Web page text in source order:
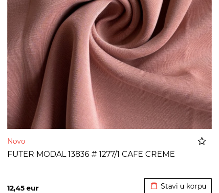
Novo
FUTER MODAL 13836 # 1277/1 CAFE CREME
12,45 eur Stavi u korpu